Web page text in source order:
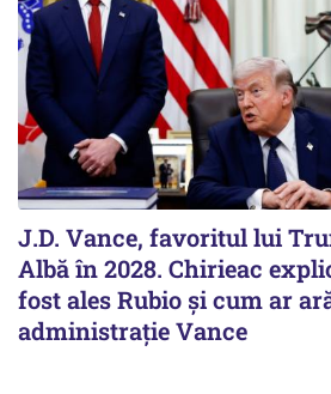
J.D. Vance, favoritul lui
Albă în 2028. Chirieac
fost ales Rubio și cum ar
administrație Vance